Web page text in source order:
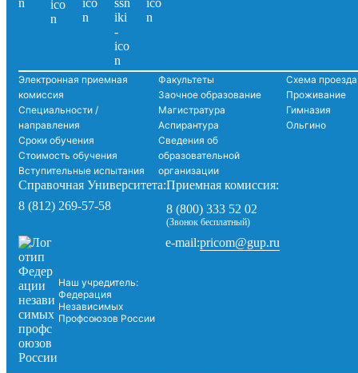
Электронная приемная
комиссия
Специальности /
направления
Сроки обучения
Стоимость обучения
Вступительные испытания
Факультеты
Заочное образование
Магистратура
Аспирантура
Сведения об
образовательной
организации
Схема проезда
Проживание
Гимназия
Ольгино
Справочная Университета:
8 (812) 269-57-58
Приемная комиссия:
8 (800) 333 52 02
(Звонок бесплатный)
Наш учредитель:
Федерация
Независимых
Профсоюзов России
e-mail:pricom@gup.ru